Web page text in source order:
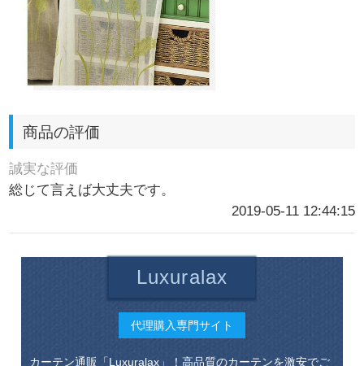
商品の評価
誠実な評価
総じて言えば大丈夫です。
2019-05-11 12:44:15
Luxuralax
代理購入専門サイト
カーテン通販「Luxuralax」！高品質のカーテンを激安でご